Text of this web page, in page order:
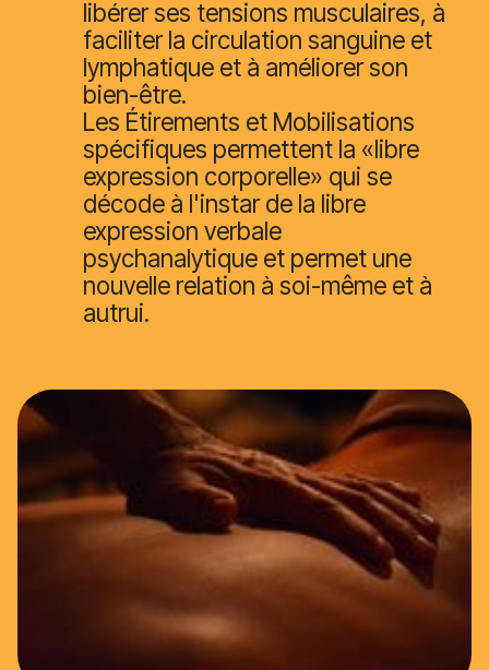
libérer ses tensions musculaires, à
faciliter la circulation sanguine et
lymphatique et à améliorer son
bien-être.
Les Étirements et Mobilisations
spécifiques permettent la «libre
expression corporelle» qui se
décode à l'instar de la libre
expression verbale
psychanalytique et permet une
nouvelle relation à soi-même et à
autrui.